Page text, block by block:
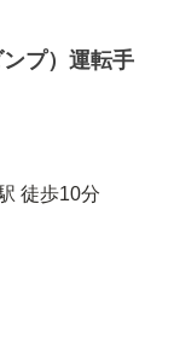
プ）運転手
徒歩10分